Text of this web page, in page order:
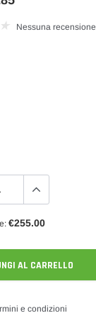
Nessuna recensione
€255.00
AL CARRELLO
e condizioni